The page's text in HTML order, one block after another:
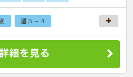
週３～４